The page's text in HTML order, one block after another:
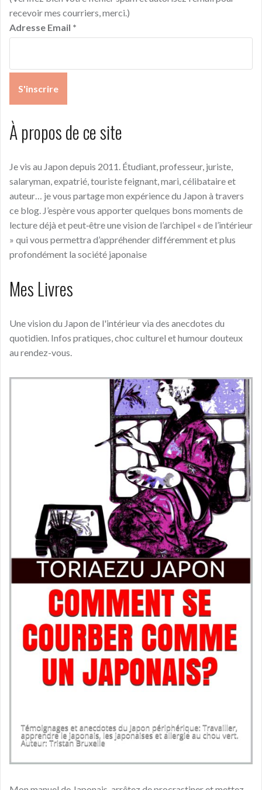
recevoir mes courriers, merci.)
Adresse Email *
À propos de ce site
Je vis au Japon depuis 2011. Étudiant, professeur, juriste,
salaryman, expatrié, touriste feignant, mari, célibataire et
auteur… je vous partage mon expérience du Japon à travers
ce blog. J’espère vous apporter quelques bons moments de
lecture déjà et peut‑être une vision de l’archipel « de l’intérieur
» qui vous permettra d’appréhender différemment et plus
profondément la société japonaise
Mes Livres
Une vision du Japon de l'intérieur via des anecdotes du
quotidien. Infos pratiques, choc culturel et humour douteux
au rendez-vous.